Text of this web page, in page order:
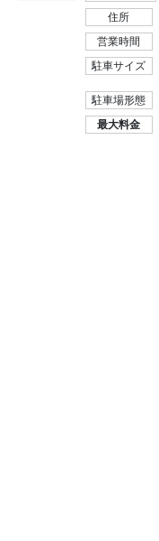
住所
営業時間
駐車サイズ
駐車場形態
最大料金